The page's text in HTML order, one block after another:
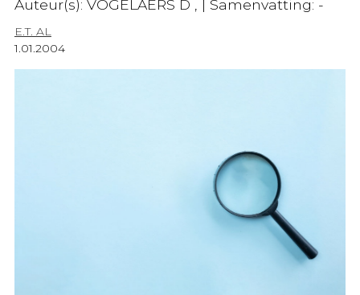
Auteur(s): VOGELAERS D , | Samenvatting: -
E.T. AL
1.01.2004